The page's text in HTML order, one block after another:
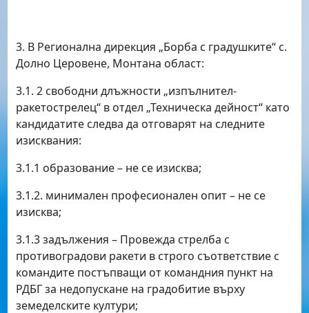
3. В Регионална дирекция „Борба с градушките“ с.
Долно Церовене, Монтана област:
3.1. 2 свободни длъжности „изпълнител-
ракетострелец“ в отдел „Техническа дейност“ като
кандидатите следва да отговарят на следните
изисквания:
3.1.1 образование – не се изисква;
3.1.2. минимален професионален опит – не се
изисква;
3.1.3 задължения – Провежда стрелба с
противоградови ракети в строго съответствие с
командите постъпващи от командния пункт на
РДБГ за недопускане на градобитие върху
земеделските култури;